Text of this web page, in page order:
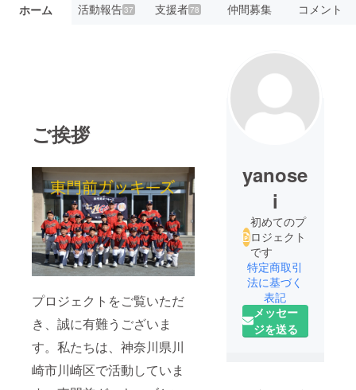
ホーム 活動報告37 支援者78 仲間募集 コメント
ご挨拶
プロジェクトをご覧いただ
き、誠に有難うございま
す。私たちは、神奈川県川
崎市川崎区で活動していま
yanose
i
初めてのプ
ロジェクト
です
特定商取引
法に基づく
表記
メッセー
ジを送る